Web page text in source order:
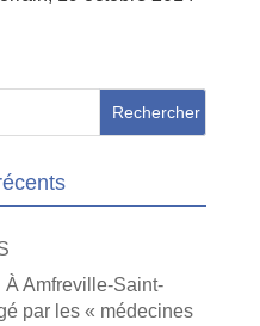
À Amfreville-Saint-
par les « médecines